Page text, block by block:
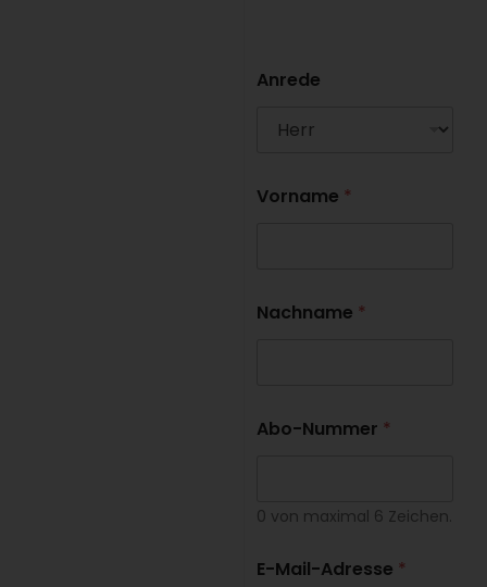
Anrede
Vorname *
Nachname *
Abo-Nummer *
0 von maximal 6 Zeichen.
E-Mail-Adresse *